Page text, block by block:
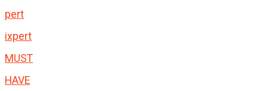
pert
ixpert
MUST
HAVE